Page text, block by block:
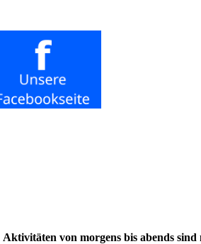
Aktivitäten von morgens bis abends sind